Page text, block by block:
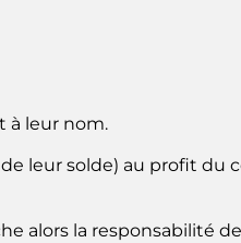
à leur nom.
leur solde) au profit du
alors la responsabilité